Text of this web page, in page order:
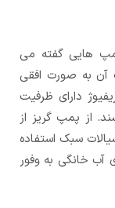
هایی گفته می
به صورت افقی
دارای ظرفیت
از پمپ گریز از
سبک استفاده
خانگی به وفور